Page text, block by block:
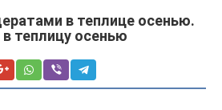
в теплице осенью.
теплицу осенью